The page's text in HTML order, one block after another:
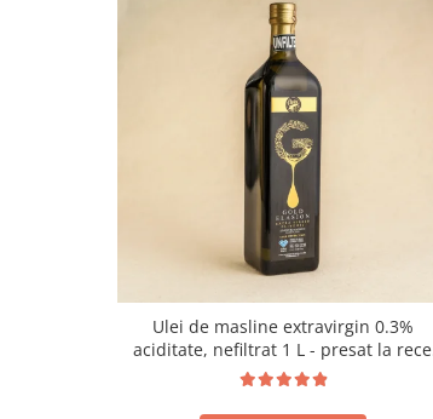
Ulei de masline extravirgin 0.3%
aciditate, nefiltrat 1 L - presat la rece
RECOLTA NOUA